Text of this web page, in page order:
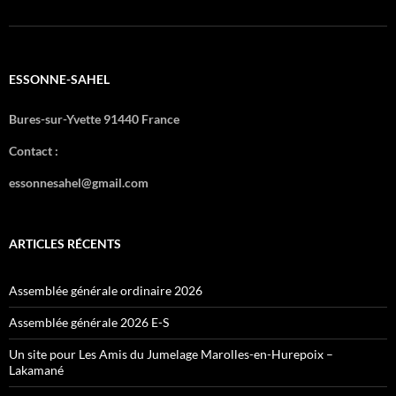
ESSONNE-SAHEL
Bures-sur-Yvette 91440 France
Contact :
essonnesahel@gmail.com
ARTICLES RÉCENTS
Assemblée générale ordinaire 2026
Assemblée générale 2026 E-S
Un site pour Les Amis du Jumelage Marolles-en-Hurepoix –
Lakamané